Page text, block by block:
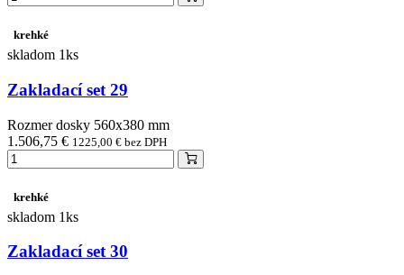
krehké
skladom 1ks
Zakladací set 29
Rozmer dosky 560x380 mm
1.506,75 € 1225,00 € bez DPH
krehké
skladom 1ks
Zakladací set 30